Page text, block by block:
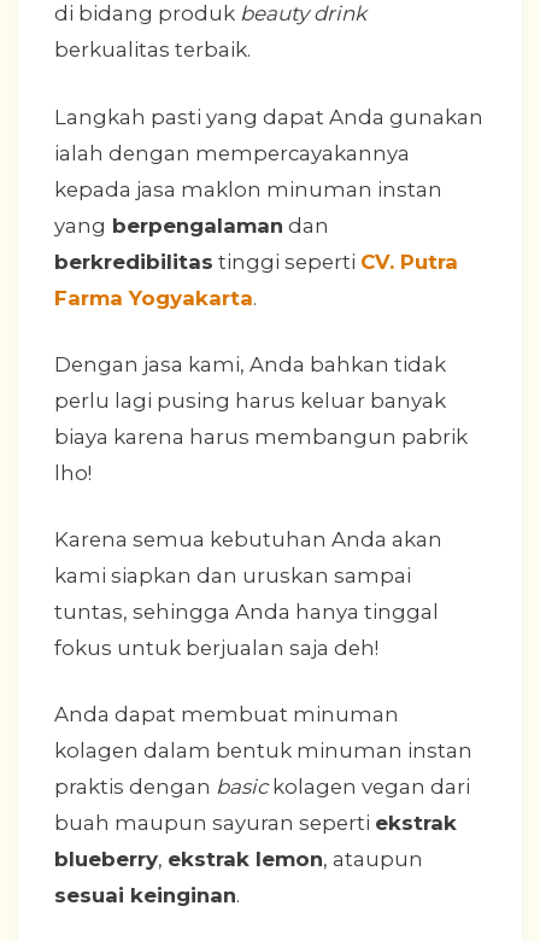
di bidang produk beauty drink
berkualitas terbaik.
Langkah pasti yang dapat Anda gunakan
ialah dengan mempercayakannya
kepada jasa maklon minuman instan
yang berpengalaman dan
berkredibilitas tinggi seperti CV. Putra
Farma Yogyakarta.
Dengan jasa kami, Anda bahkan tidak
perlu lagi pusing harus keluar banyak
biaya karena harus membangun pabrik
lho!
Karena semua kebutuhan Anda akan
kami siapkan dan uruskan sampai
tuntas, sehingga Anda hanya tinggal
fokus untuk berjualan saja deh!
Anda dapat membuat minuman
kolagen dalam bentuk minuman instan
praktis dengan basic kolagen vegan dari
buah maupun sayuran seperti ekstrak
blueberry, ekstrak lemon, ataupun
sesuai keinginan.